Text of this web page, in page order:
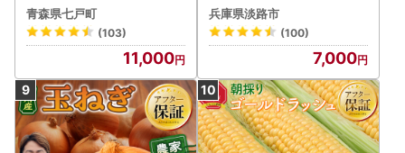
青森県七戸町
(103)
11,000
兵庫県淡路市
(100)
7,000